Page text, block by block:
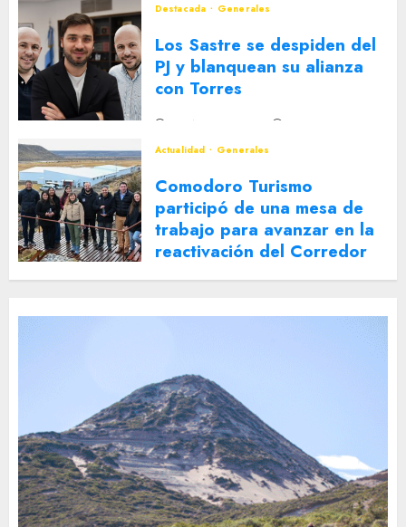
Destacada Generales
Los Sastre se despiden del
PJ y blanquean su alianza
con Torres
2 DE AGOSTO DE 2026
Actualidad
Generales
Comodoro Turismo
participó de una mesa de
trabajo para avanzar en la
reactivación del Corredor